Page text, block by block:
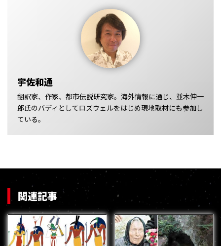
宇佐和通
翻訳家、作家、都市伝説研究家。海外情報に通じ、並木伸一
郎氏のバディとしてロズウェルをはじめ現地取材にも参加し
ている。
関連記事